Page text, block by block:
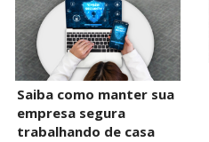
Saiba como manter sua
empresa segura
trabalhando de casa